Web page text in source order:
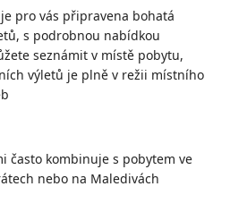
pro vás připravena bohatá
s podrobnou nabídkou
seznámit v místě pobytu,
výletů je plně v režii místního
často kombinuje s pobytem ve
nebo na Maledivách